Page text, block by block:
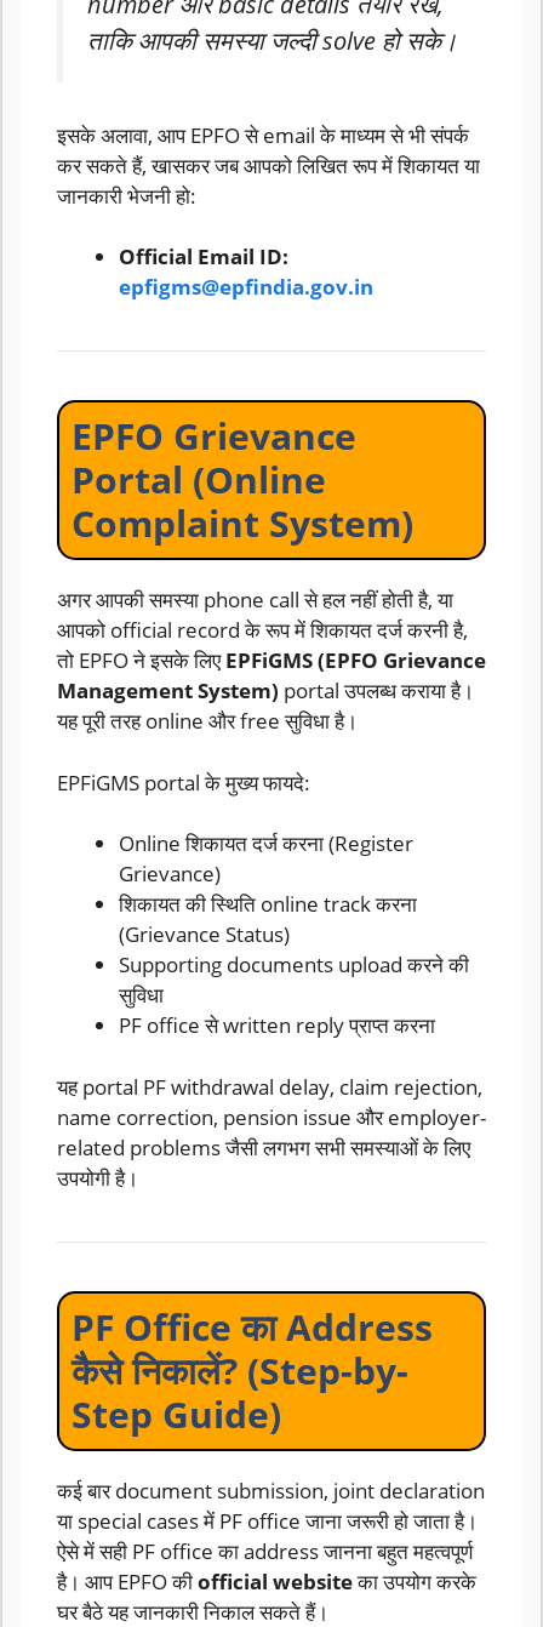
ताकि आपकी समस्या जल्दी solve हो सके।
इसके अलावा, आप EPFO से email के माध्यम से भी संपर्क
कर सकते हैं, खासकर जब आपको लिखित रूप में शिकायत या
जानकारी भेजनी हो:
Official Email ID:
epfigms@epfindia.gov.in
EPFO Grievance
Portal (Online
Complaint System)
अगर आपकी समस्या phone call से हल नहीं होती है, या
आपको official record के रूप में शिकायत दर्ज करनी है,
तो EPFO ने इसके लिएEPFiGMS (EPFO Grievance
Management System) portal उपलब्ध कराया है।
यह पूरी तरह online और free सुविधा है।
EPFiGMS portal के मुख्य फायदे:
Online शिकायत दर्ज करना (Register
Grievance)
शिकायत की स्थिति online track करना
(Grievance Status)
Supporting documents upload करने की
सुविधा
PF office से written reply प्राप्त करना
यह portal PF withdrawal delay, claim rejection,
name correction, pension issue और employer-
related problems जैसी लगभग सभी समस्याओं के लिए
उपयोगी है।
PF Office का Address
कैसे निकालें? (Step-by-
Step Guide)
कई बार document submission, joint declaration
या special cases में PF office जाना जरूरी हो जाता है।
ऐसे में सही PF office का address जानना बहुत महत्वपूर्ण
है। आप EPFO कीofficial websiteका उपयोग करके
घर बैठे यह जानकारी निकाल सकते हैं।